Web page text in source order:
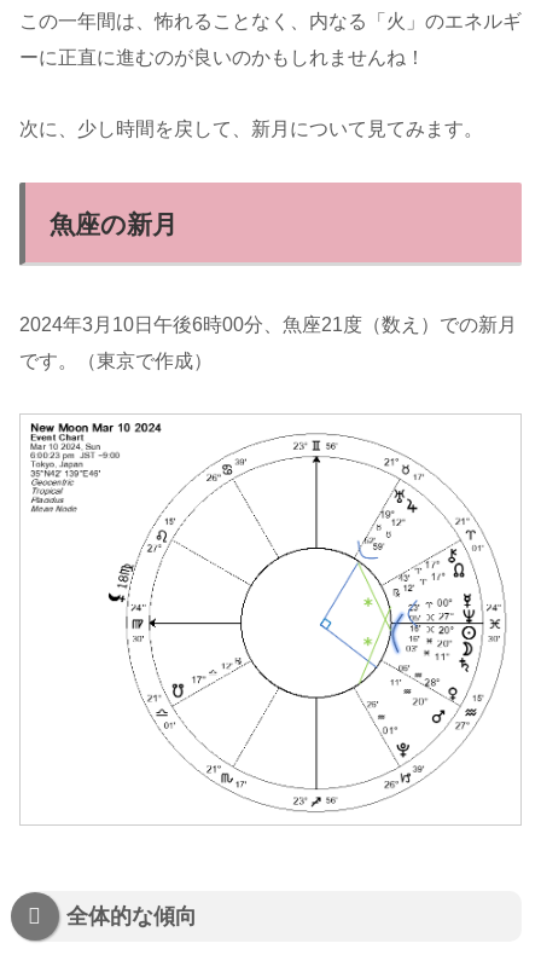
この一年間は、怖れることなく、内なる「火」のエネルギ
ーに正直に進むのが良いのかもしれませんね！
次に、少し時間を戻して、新月について見てみます。
魚座の新月
2024年3月10日午後6時00分、魚座21度（数え）での新月
です。（東京で作成）
全体的な傾向